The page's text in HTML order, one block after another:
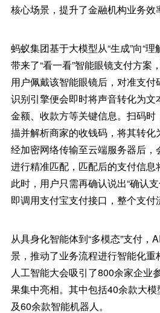
核心场景，提升了金融机构业务效
蚂蚁集团基于大模型从“生成”向“理
带来了“看一看”智能眼镜支付方案
用户佩戴该智能眼镜后，对准支付
识别引擎便会即时将声音转化为
金额、收款方等关键信息。扫码时
描并解析商家的收钱码，将其转化
经加密网络传输至云端服务器后，
进行精准匹配，匹配后的支付信息
此时，用户只需再确认说出“确认
即调用支付宝支付接口，整个支付
从具身化智能体到“多模态”支付，
景，推动了业务流程进行智能化
人工智能大会吸引了800余家企业
果集中亮相。其中包括40余款大
及60余款智能机器人。